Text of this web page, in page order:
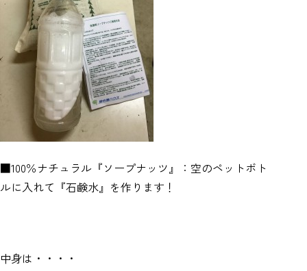
■100％ナチュラル『ソープナッツ』：空のペットボト
ルに入れて『石鹸水』を作ります！
中身は・・・・